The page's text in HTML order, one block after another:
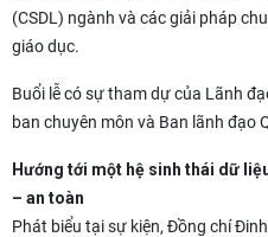
(CSDL) ngành và các giải pháp
giáo dục.
Buổi lễ có sự tham dự của Lãnh
ban chuyên môn và Ban lãnh đạo
Hướng tới một hệ sinh thái dữ
– an toàn
Phát biểu tại sự kiện, Đồng chí